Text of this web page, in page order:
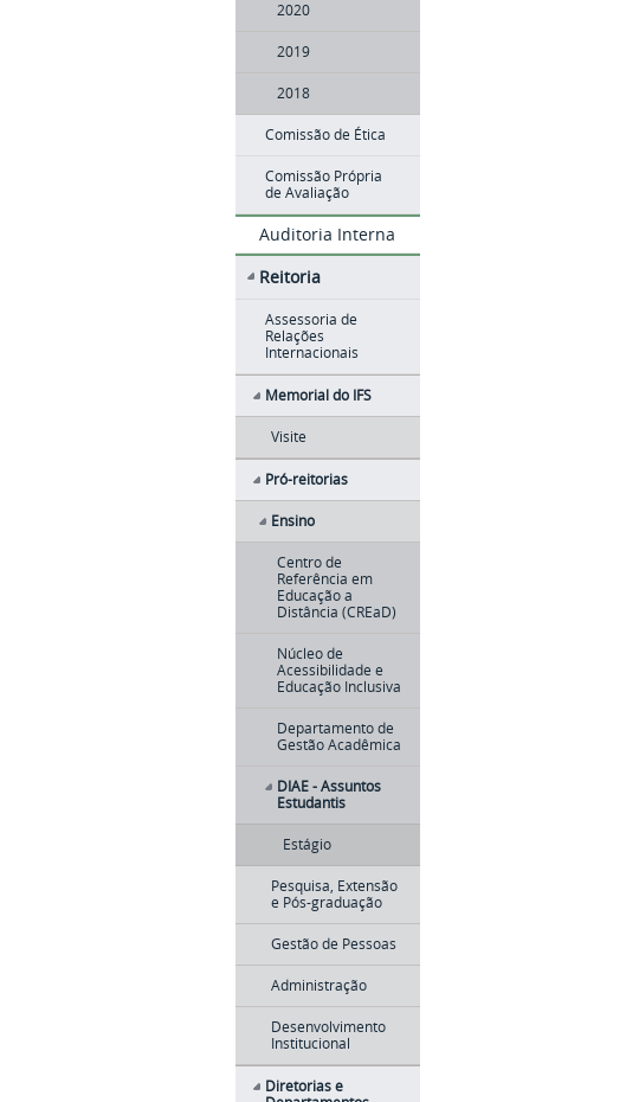
2020
2019
2018
Comissão de Ética
Comissão Própria
de Avaliação
Auditoria Interna
Reitoria
Assessoria de
Relações
Internacionais
Memorial do IFS
Visite
Pró-reitorias
Ensino
Centro de
Referência em
Educação a
Distância (CREaD)
Núcleo de
Acessibilidade e
Educação Inclusiva
Departamento de
Gestão Acadêmica
DIAE - Assuntos
Estudantis
Estágio
Pesquisa, Extensão
e Pós-graduação
Gestão de Pessoas
Administração
Desenvolvimento
Institucional
Diretorias e